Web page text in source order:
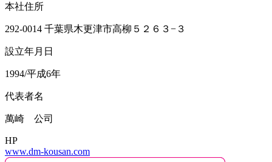
本社住所
292-0014 千葉県木更津市高柳５２６３−３
設立年月日
1994/平成6年
代表者名
萬崎 公司
HP
www.dm-kousan.com